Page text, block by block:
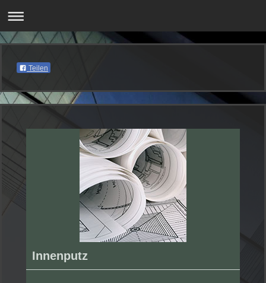
Teilen
Innenputz